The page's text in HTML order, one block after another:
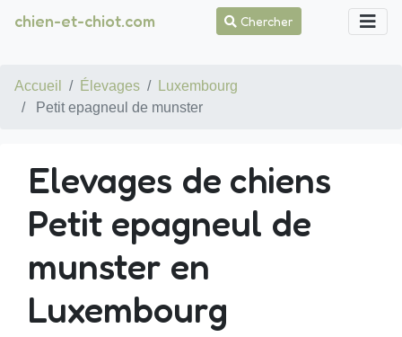
chien-et-chiot.com Chercher
Accueil Élevages
Luxembourg
Petit epagneul de munster
Elevages de chiens
Petit epagneul de
munster en
Luxembourg